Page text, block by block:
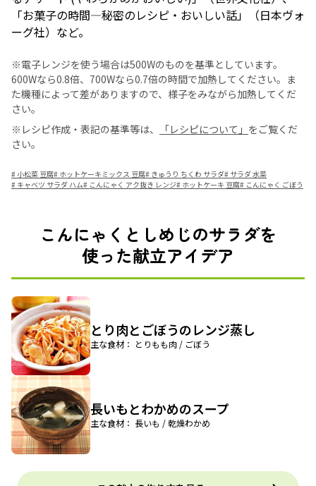
「お菓子の時間―秘密のレシピ・おいしい話」（日本ヴォ
ーグ社）など。
※電子レンジを使う場合は500Wのものを基準としています。
600Wなら0.8倍、700Wなら0.7倍の時間で加熱してください。ま
た機種によって差がありますので、様子をみながら加熱してくだ
さい。
※レシピ作成・表記の基準等は、
「レシピについて」 をご覧くだ
さい。
# 小松菜 豆腐# ホットケーキミックス 豆腐# きゅうり ちくわ サラダ# サラダ 水菜
# キャベツ サラダ ハム# こんにゃく アク抜き レンジ# ホットケーキ 豆腐# こんにゃく ごぼう
こんにゃくとしめじのサラダを
使った献立アイデア
とり肉とごぼうのレンジ蒸し
主な食材： とりもも肉 / ごぼう
長いもとわかめのスープ
主な食材： 長いも / 乾燥わかめ